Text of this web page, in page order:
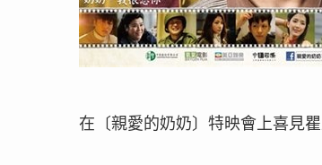
在 〔親愛的奶奶〕特映會上喜見